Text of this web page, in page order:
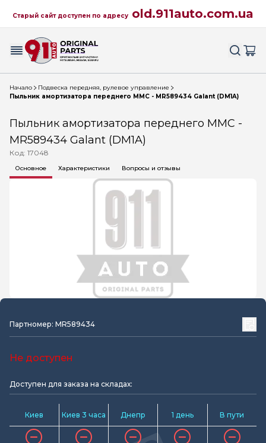
Старый сайт доступен по адресу old.911auto.com.ua
Начало
Подвеска передняя, рулевое управление
Пыльник амортизатора переднего MMC - MR589434 Galant (DM1A)
Пыльник амортизатора переднего MMC -
MR589434 Galant (DM1A)
Код: 17048
Основное Характеристики Вопросы и отзывы
Партномер: MR589434
Не доступен
Доступен для заказа на складах:
Киев Киев 3 часа Днепр 1 день В пути